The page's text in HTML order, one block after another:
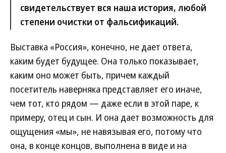
свидетельствует вся наша история, любой
степени очистки от фальсификаций.
Выставка «Россия», конечно, не дает ответа,
каким будет будущее. Она только показывает,
каким оно может быть, причем каждый
посетитель наверняка представляет его иначе,
чем тот, кто рядом — даже если в этой паре, к
примеру, отец и сын. И она дает возможность для
ощущения «мы», не навязывая его, потому что
она, в конце концов, выполнена в виде и на